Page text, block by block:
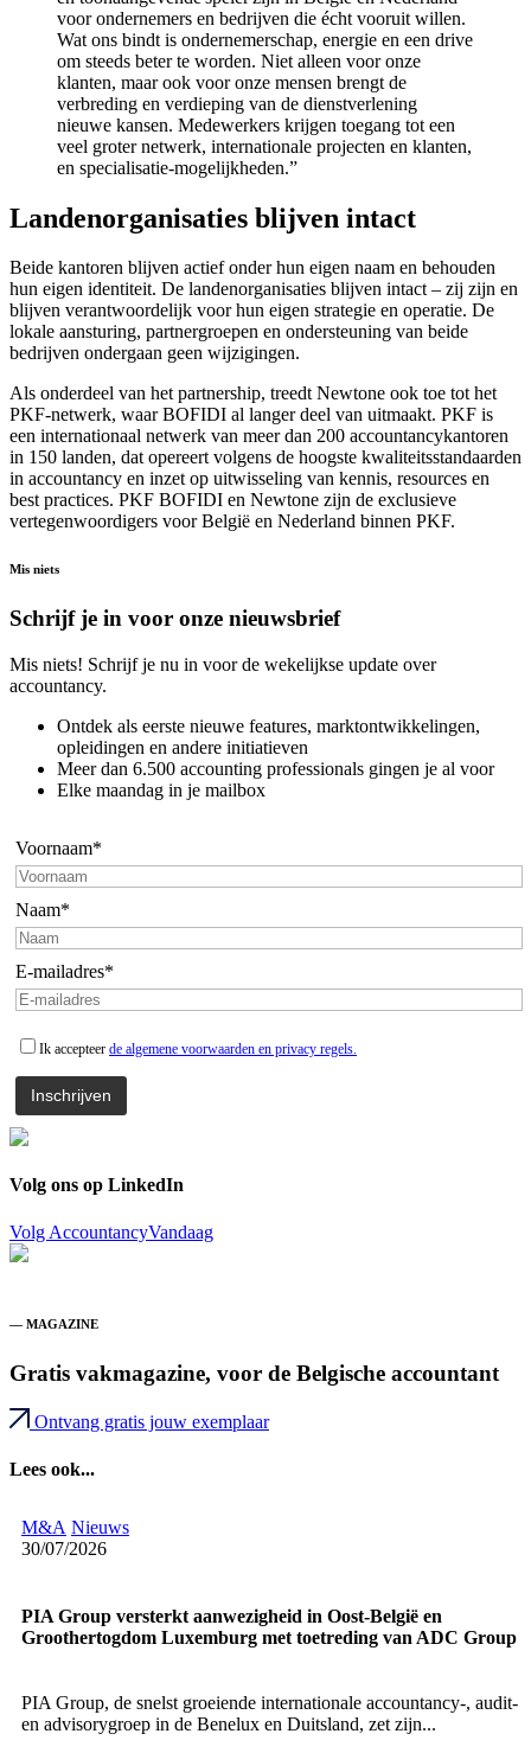
voor ondernemers en bedrijven die écht vooruit willen.
Wat ons bindt is ondernemerschap, energie en een drive
om steeds beter te worden. Niet alleen voor onze
klanten, maar ook voor onze mensen brengt de
verbreding en verdieping van de dienstverlening
nieuwe kansen. Medewerkers krijgen toegang tot een
veel groter netwerk, internationale projecten en klanten,
en specialisatie-mogelijkheden.”
Landenorganisaties blijven intact
Beide kantoren blijven actief onder hun eigen naam en behouden
hun eigen identiteit. De landenorganisaties blijven intact – zij zijn en
blijven verantwoordelijk voor hun eigen strategie en operatie. De
lokale aansturing, partnergroepen en ondersteuning van beide
bedrijven ondergaan geen wijzigingen.
Als onderdeel van het partnership, treedt Newtone ook toe tot het
PKF-netwerk, waar BOFIDI al langer deel van uitmaakt. PKF is
een internationaal netwerk van meer dan 200 accountancykantoren
in 150 landen, dat opereert volgens de hoogste kwaliteitsstandaarden
in accountancy en inzet op uitwisseling van kennis, resources en
best practices. PKF BOFIDI en Newtone zijn de exclusieve
vertegenwoordigers voor België en Nederland binnen PKF.
Mis niets
Schrijf je in voor onze nieuwsbrief
Mis niets! Schrijf je nu in voor de wekelijkse update over
accountancy.
Ontdek als eerste nieuwe features, marktontwikkelingen,
opleidingen en andere initiatieven
Meer dan 6.500 accounting professionals gingen je al voor
Elke maandag in je mailbox
Voornaam*
Naam*
E-mailadres*
Ik accepteer de algemene voorwaarden en privacy regels.
Volg ons op LinkedIn
Volg AccountancyVandaag
— MAGAZINE
Gratis vakmagazine, voor de Belgische accountant
Ontvang gratis jouw exemplaar
Lees ook...
M&A Nieuws
30/07/2026
PIA Group versterkt aanwezigheid in Oost-België en
Groothertogdom Luxemburg met toetreding van ADC Group
PIA Group, de snelst groeiende internationale accountancy-, audit-
en advisorygroep in de Benelux en Duitsland, zet zijn...